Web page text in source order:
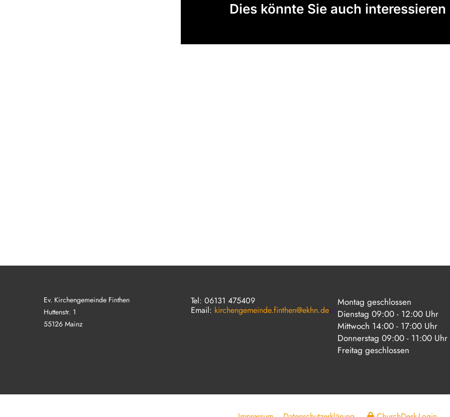
Dies könnte Sie auch interessieren
Ev. Kirchengemeinde Finthen
Huttenstr. 1
55126 Mainz
Tel: 06131 475409
Email: kirchengemeinde.finthen@ekhn.dem
Montag geschlossen
Dienstag 09:00 - 12:00 Uhr
Mittwoch 14:00 - 17:00 Uhr
Donnerstag 09:00 - 11:00 Uhr
Freitag geschlossen